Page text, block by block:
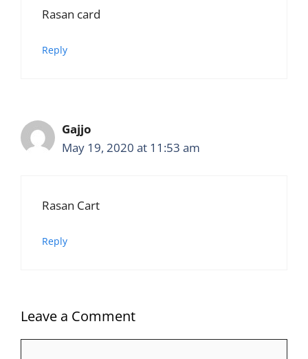
Rasan card
Reply
Gajjo
May 19, 2020 at 11:53 am
Rasan Cart
Reply
Leave a Comment